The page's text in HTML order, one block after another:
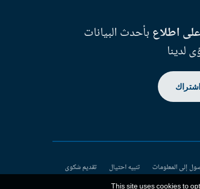
اطلاعبأحدث البيانات
لدينا
اشتراك
إلى المعلومات تنبيه احتيال
تقديم شكوى